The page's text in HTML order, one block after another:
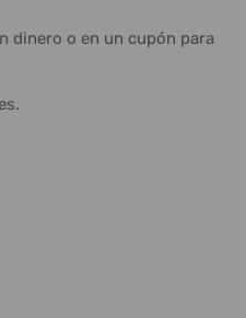
dinero o en un cupón para